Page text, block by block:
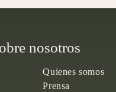
nosotros
Quienes somos
Prensa